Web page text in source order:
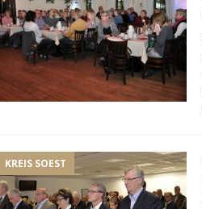
KREIS SOEST